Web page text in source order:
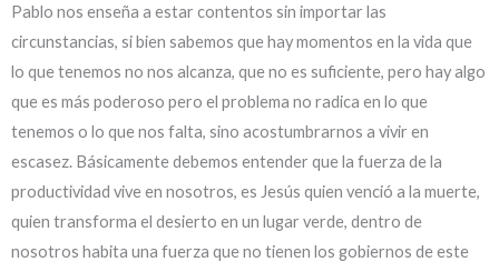
Pablo nos enseña a estar contentos sin importar las
circunstancias, si bien sabemos que hay momentos en la vida que
lo que tenemos no nos alcanza, que no es suficiente, pero hay algo
que es más poderoso pero el problema no radica en lo que
tenemos o lo que nos falta, sino acostumbrarnos a vivir en
escasez. Básicamente debemos entender que la fuerza de la
productividad vive en nosotros, es Jesús quien venció a la muerte,
quien transforma el desierto en un lugar verde, dentro de
nosotros habita una fuerza que no tienen los gobiernos de este